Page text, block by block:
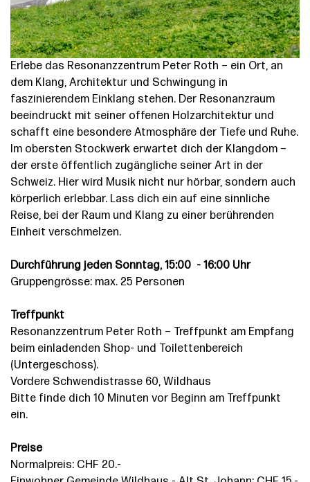
Erlebe das Resonanzzentrum Peter Roth – ein Ort, an
dem Klang, Architektur und Schwingung in
faszinierendem Einklang stehen. Der Resonanzraum
beeindruckt mit seiner offenen Holzarchitektur und
schafft eine besondere Atmosphäre der Tiefe und Ruhe.
Im obersten Stockwerk erwartet dich der Klangdom –
der erste öffentlich zugängliche seiner Art in der
Schweiz. Hier wird Musik nicht nur hörbar, sondern auch
körperlich erlebbar. Lass dich ein auf eine sinnliche
Reise, bei der Raum und Klang zu einer berührenden
Einheit verschmelzen.
Durchführung jeden Sonntag, 15:00 - 16:00 Uhr
Gruppengrösse: max. 25 Personen
Treffpunkt
Resonanzzentrum Peter Roth – Treffpunkt am Empfang
beim einladenden Shop- und Toilettenbereich
(Untergeschoss).
Vordere Schwendistrasse 60, Wildhaus
Bitte finde dich 10 Minuten vor Beginn am Treffpunkt
ein.
Preise
Normalpreis: CHF 20.-